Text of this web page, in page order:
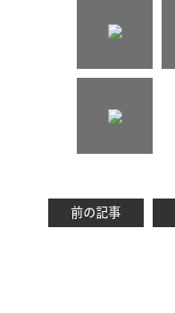
前の記事